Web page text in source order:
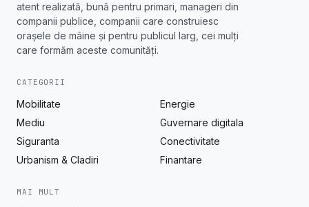
atent realizată, bună pentru primari, manageri din
companii publice, companii care construiesc
orașele de mâine și pentru publicul larg, cei mulți
care formăm aceste comunități.
CATEGORII
Mobilitate
Energie
Mediu
Guvernare digitala
Siguranta
Conectivitate
Urbanism & Cladiri
Finantare
MAI MULT